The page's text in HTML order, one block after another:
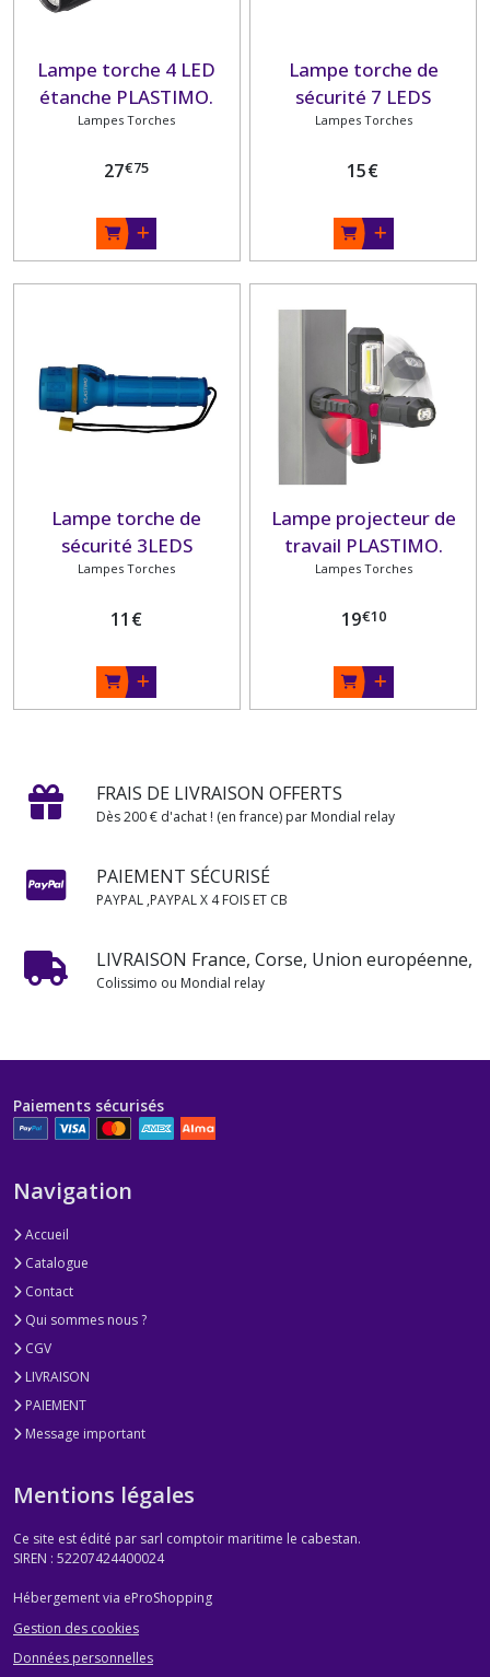
Lampe torche 4 LED
étanche PLASTIMO.
Lampes Torches
27€75
Lampe torche de
sécurité 7 LEDS
PLASTIMO.
Lampes Torches
15€
Lampe torche de
sécurité 3LEDS
PLASTIMO.
Lampes Torches
11 €
Lampe projecteur de
travail PLASTIMO.
Lampes Torches
19€10
FRAIS DE LIVRAISON OFFERTS
Dès 200 € d'achat ! (en france) par Mondial relay
PAIEMENT SÉCURISÉ
PAYPAL ,PAYPAL X 4 FOIS ET CB
LIVRAISON France, Corse, Union européenne,
Colissimo ou Mondial relay
Paiements sécurisés
Navigation
Accueil
Catalogue
Contact
Qui sommes nous ?
CGV
LIVRAISON
PAIEMENT
Message important
Mentions légales
Ce site est édité par sarl comptoir maritime le cabestan.
SIREN : 52207424400024
Hébergement via eProShopping
Gestion des cookies
Données personnelles